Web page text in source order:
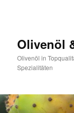
Olivenöl
Olivenöl in
Spezialitäten